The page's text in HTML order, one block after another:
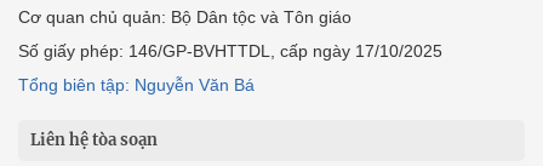
Cơ quan chủ quản: Bộ Dân tộc và Tôn giáo
Số giấy phép: 146/GP-BVHTTDL, cấp ngày 17/10/2025
Tổng biên tập: Nguyễn Văn Bá
Liên hệ tòa soạn